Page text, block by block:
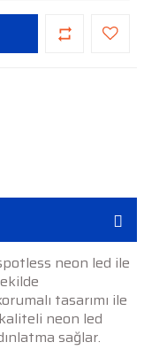
neon led ile
tasarımı ile
neon led
sağlar.